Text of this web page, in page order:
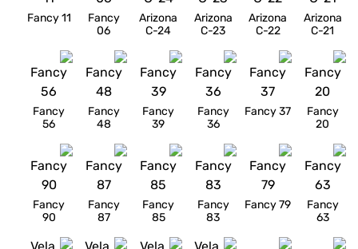
Arizona
C-21
Arizona
C-22
Arizona
C-23
Arizona
C-24
Fancy
06
Fancy 11
Fancy
20
Fancy 37
Fancy
36
Fancy
39
Fancy
48
Fancy
56
Fancy
63
Fancy 79
Fancy
83
Fancy
85
Fancy
87
Fancy
90